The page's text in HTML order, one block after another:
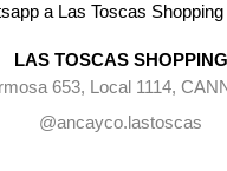
a Las Toscas Shopping
LAS TOSCAS SHOPPING
653, Local 1114,
@ancayco.lastoscas